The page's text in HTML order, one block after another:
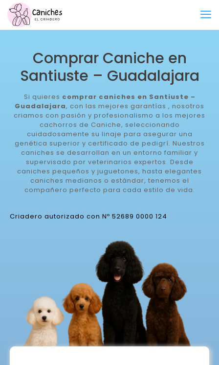
Comprar Caniche en
Santiuste – Guadalajara
Si quieres comprar caniches en Santiuste –
Guadalajara, con las mejores garantías , nosotros
criamos con pasión y profesionalismo a los mejores
cachorros de Caniche, seleccionando
cuidadosamente su linaje para asegurar una
genética superior y certificado de pedigrí. Nuestros
caniches se desarrollan en un entorno familiar y
supervisado por veterinarios expertos. Desde
caniches pequeños y juguetones, hasta elegantes
caniches medianos o estándar, tenemos el
compañero perfecto para cada estilo de vida.
Criadero autorizado con Nº 52689 0000 124